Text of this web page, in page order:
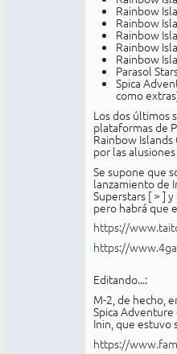
Rainbow
Rainbow
Rainbow
Rainbow
Rainbow
Parasol
Spica
como
Los dos últimos
plataformas de
Rainbow
por las alusiones
Se supone que
lanzamiento de
Superstars [> ] y
pero habrá que
https://
https://
Editando...:
M-2, de hecho,
Spica
Inin, que estuvo
https://